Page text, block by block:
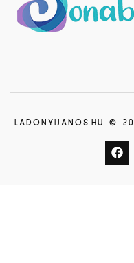
LADONYIJANOS.HU ©